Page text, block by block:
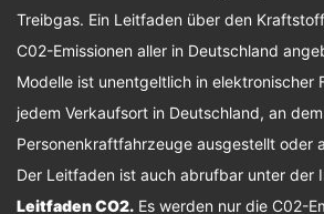
Treibgas. Ein Leitfaden über den
C02-Emissionen aller in Deutschland
Modelle ist unentgeltlich in elektronischer
jedem Verkaufsort in Deutschland, an
Personenkraftfahrzeuge ausgestellt oder
Der Leitfaden ist auch abrufbar unter der
Leitfaden CO2. Es werden nur die C02-